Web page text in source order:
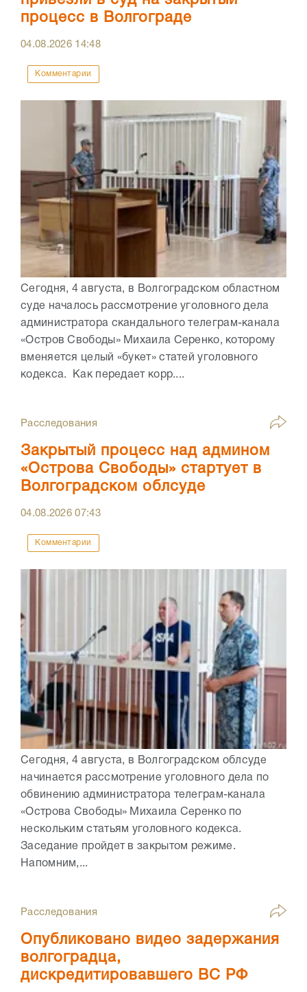
процесс в Волгограде
04.08.2026 14:48
Комментарии
Сегодня, 4 августа, в Волгоградском областном
суде началось рассмотрение уголовного дела
администратора скандального телеграм-канала
«Остров Свободы» Михаила Серенко, которому
вменяется целый «букет» статей уголовного
кодекса. Как передает корр....
Расследования
Закрытый процесс над админом
«Острова Свободы» стартует в
Волгоградском облсуде
04.08.202607:43
Комментарии
Сегодня, 4 августа, в Волгоградском облсуде
начинается рассмотрение уголовного дела по
обвинению администратора телеграм-канала
«Острова Свободы» Михаила Серенко по
нескольким статьям уголовного кодекса.
Заседание пройдет в закрытом режиме.
Напомним,...
Расследования
Опубликовано видео задержания
волгоградца,
дискредитировавшего ВС РФ